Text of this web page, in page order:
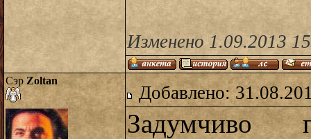
Изменено 1.09.2013
Сэр Zoltan
Добавлено:
Задумчиво